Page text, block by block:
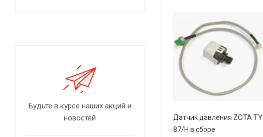
Датчик давления ZOTA TY
87/H в сборе
Будьте в курсе наших акций и
новостей